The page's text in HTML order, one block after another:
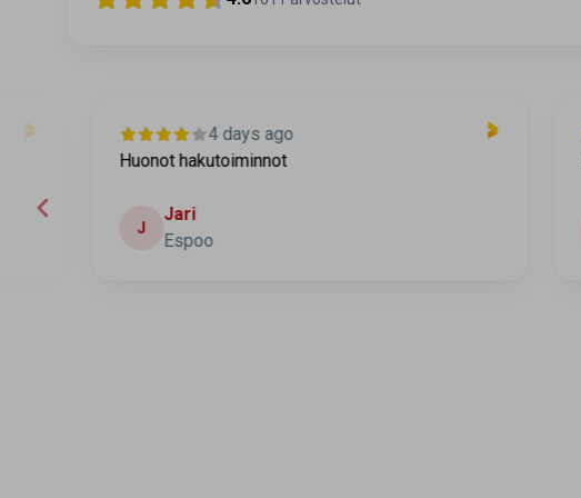
4 days ago
Huonot hakutoiminnot
Jari
Espoo